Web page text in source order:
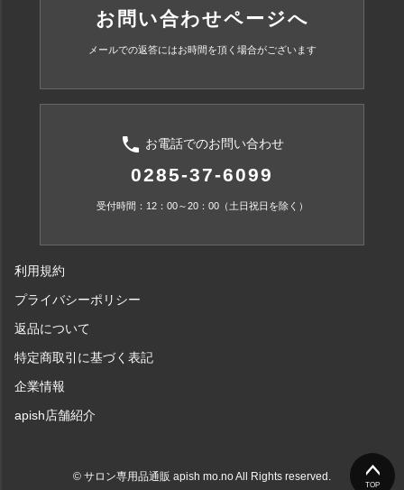
お問い合わせページへ
メールでの返答にはお時間を頂く場合がございます
phone お電話でのお問い合わせ
0285-37-6099
受付時間：12：00～20：00（土日祝日を除く）
利用規約
プライバシーポリシー
返品について
特定商取引に基づく表記
企業情報
apish店舗紹介
© サロン専用品通販 apish mo.no All Rights reserved.
TOP